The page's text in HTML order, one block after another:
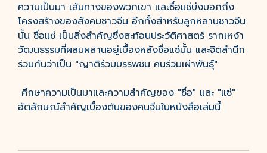
ความเป็นมา เส้นทางของพวกเขา และชื่อแซ่บ่งบอกถึง
โครงสร้างของสังคมชาวจีน อีกทั้งสำหรับลูกหลานชาวจีน
นั้น ชื่อแซ่ เป็นสิ่งสำคัญซึ่งสะท้อนประวัติศาสตร์ รากเหง้า
วัฒนธรรมที่ผสมผสานอยู่เบื้องหลังชื่อแซ่นั้น และจิตสำนึก
ร่วมกันว่าเป็น "ญาติร่วมบรรพชน คนร่วมเผ่าพันธุ์"
ศึกษาความเป็นมาและความสำคัญของ "ชื่อ" และ "แซ่"
อัตลักษณ์สำคัญเบื้องต้นของคนจีนในหนังสือเล่มนี้